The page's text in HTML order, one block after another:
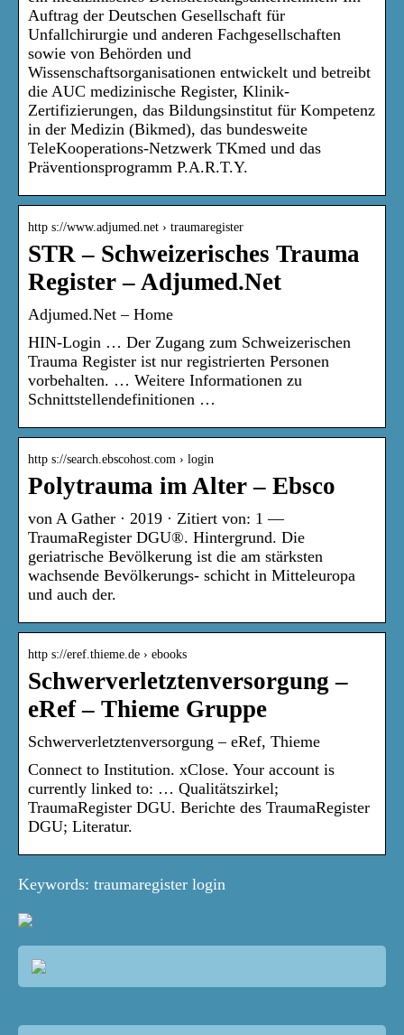
Auftrag der Deutschen Gesellschaft für
Unfallchirurgie und anderen Fachgesellschaften
sowie von Behörden und
Wissenschaftsorganisationen entwickelt und betreibt
die AUC medizinische Register, Klinik-
Zertifizierungen, das Bildungsinstitut für Kompetenz
in der Medizin (Bikmed), das bundesweite
TeleKooperations-Netzwerk TKmed und das
Präventionsprogramm P.A.R.T.Y.
http s://www.adjumed.net › traumaregister
STR – Schweizerisches Trauma
Register – Adjumed.Net
Adjumed.Net – Home
HIN-Login … Der Zugang zum Schweizerischen
Trauma Register ist nur registrierten Personen
vorbehalten. … Weitere Informationen zu
Schnittstellendefinitionen …
http s://search.ebscohost.com › login
Polytrauma im Alter – Ebsco
von A Gather · 2019 · Zitiert von: 1 —
TraumaRegister DGU®. Hintergrund. Die
geriatrische Bevölkerung ist die am stärksten
wachsende Bevölkerungs- schicht in Mitteleuropa
und auch der.
http s://eref.thieme.de › ebooks
Schwerverletztenversorgung –
eRef – Thieme Gruppe
Schwerverletztenversorgung – eRef, Thieme
Connect to Institution. xClose. Your account is
currently linked to: … Qualitätszirkel;
TraumaRegister DGU. Berichte des TraumaRegister
DGU; Literatur.
Keywords: traumaregister login